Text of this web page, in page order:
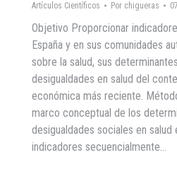
Artículos Científicos Por chigueras
Objetivo Proporcionar
España y en sus comunidades
sobre la salud, sus
desigualdades en salud del
económica más reciente.
marco conceptual de los
desigualdades sociales en salud
indicadores secuencialmente…